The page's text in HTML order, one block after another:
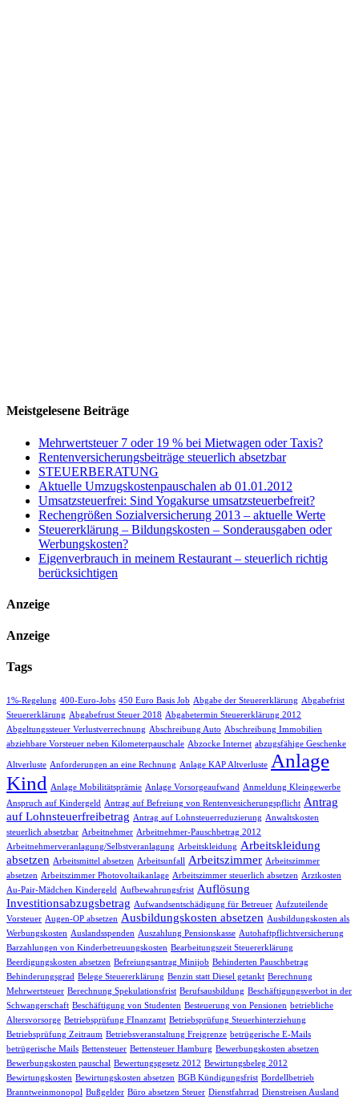
Meistgelesene Beiträge
Mehrwertsteuer 7 oder 19 % bei Mietwagen oder Taxis?
Rentenversicherungsbeiträge steuerlich absetzbar
STEUERBERATUNG
Aktuelle Umzugskostenpauschalen ab 01.01.2012
Umsatzsteuerfrei: Sind Yogakurse umsatzsteuerbefreit?
Rechengrößen Sozialversicherung 2013 – aktuelle Werte
Steuererklärung – Bildungskosten – Sonderausgaben oder
Werbungskosten?
Eigenverbrauch in meinem Restaurant – steuerlich richtig
berücksichtigen
Anzeige
Anzeige
Tags
1%-Regelung 400-Euro-Jobs 450 Euro Basis Job Abgabe der Steuererklärung Abgabefrist
Steuererklärung Abgabefrust Steuer 2018 Abgabetermin Steuererklärung 2012
Abgeltungssteuer Verlustverrechnung Abschreibung Auto Abschreibung Immobilien
abziehbare Vorsteuer neben Kilometerpauschale Abzocke Internet abzugsfähige Geschenke
Altverluste Anforderungen an eine Rechnung Anlage KAP Altverluste Anlage
Kind
Anlage Mobilitätsprämie Anlage Vorsorgeaufwand
Anmeldung Kleingewerbe
Anspruch auf Kindergeld
Antrag auf Befreiung von Rentenvesicherungspflicht Antrag
auf Lohnsteuerfreibetrag Antrag auf Lohnsteuerreduzierung Anwaltskosten
steuerlich absetzbar Arbeitnehmer Arbeitnehmer-Pauschbetrag 2012
Arbeitnehmerveranlagung/Selbstveranlagung Arbeitskleidung Arbeitskleidung
absetzen Arbeitsmittel absetzen Arbeitsunfall Arbeitszimmer Arbeitszimmer
absetzen Arbeitszimmer Photovoltaikanlage Arbeitszimmer steuerlich absetzen Arztkosten
Au-Pair-Mädchen Kindergeld
Aufbewahrungsfrist Auflösung
Investitionsabzugsbetrag Aufwandsentschädigung für Betreuer Aufzuteilende
Vorsteuer Augen-OP absetzen Ausbildungskosten absetzen Ausbildungskosten als
Werbungskosten Auslandsspenden Auszahlung Pensionskasse Autohaftpflichtversicherung
Barzahlungen von Kinderbetreuungskosten Bearbeitungszeit Steuererklärung
Beerdigungskosten absetzen Befreiungsantrag Minijob Behinderten Pauschbetrag
Behinderungsgrad Belege Steuererklärung Benzin statt Diesel getankt Berechnung
Mehrwertsteuer Berechnung Spekulationsfrist Berufsausbildung Beschäftigungsverbot in der
Schwangerschaft Beschäftigung von Studenten Besteuerung von Pensionen betriebliche
Altersvorsorge Betriebsprüfung FInanzamt Betriebsprüfung Steuerhinterziehung
Betriebsprüfung Zeitraum Betriebsveranstaltung Freigrenze betrügerische E-Mails
betrügerische Mails Bettensteuer Bettensteuer Hamburg Bewerbungskosten absetzen
Bewerbungskosten pauschal Bewertungsgesetz 2012 Bewirtungsbeleg 2012
Bewirtungskosten Bewirtungskosten absetzen BGB Kündigungsfrist Bordellbetrieb
Branntweinmonopol Bußgelder Büro absetzen Steuer Dienstfahrrad Dienstreisen Ausland